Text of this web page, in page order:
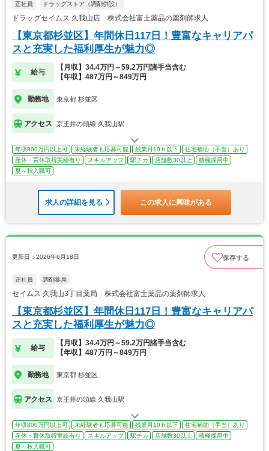
正社員 ドラッグストア（調剤併設）
ドラッグセイムス 久我山店 株式会社富士薬品の薬剤師求人
【東京都杉並区】年間休日117日！豊富なキャリアパ
スと充実した福利厚生が魅力◎
給与
【月収】34.4万円～59.2万円諸手当含む
【年収】487万円～849万円
勤務地 東京都 杉並区
アクセス 京王井の頭線 久我山駅
年収800万円以上可 未経験者も応募可能 残業月10ｈ以下
住宅補助（手当）あり
産休・育休取得実績有り
スキルアップ 駅チカ 店舗数30以上
積極採用中
夏～秋入職可
求人の詳細を見る この求人に興味がある
更新日：2026年6月18日 保存する
正社員 調剤薬局
セイムス 久我山3丁目薬局 株式会社富士薬品の薬剤師求人
【東京都杉並区】年間休日117日！豊富なキャリアパ
スと充実した福利厚生が魅力◎
給与
【月収】34.4万円～59.2万円諸手当含む
【年収】487万円～849万円
勤務地 東京都 杉並区
アクセス 京王井の頭線 久我山駅
年収800万円以上可 未経験者も応募可能 残業月10ｈ以下
住宅補助（手当）あり
産休・育休取得実績有り
スキルアップ 駅チカ 店舗数30以上
積極採用中
夏～秋入職可